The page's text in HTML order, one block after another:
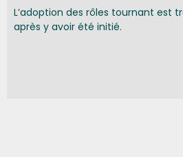
L’adoption des rôles tournant est
après y avoir été initié.